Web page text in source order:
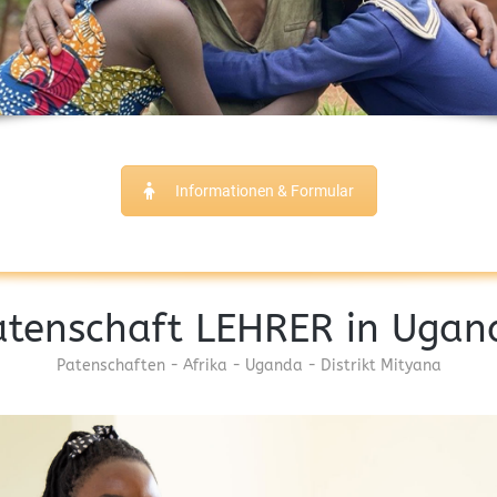
Informationen & Formular
LEHRER in
Patenschaften - Afrika - Uganda - Distrikt Mityana